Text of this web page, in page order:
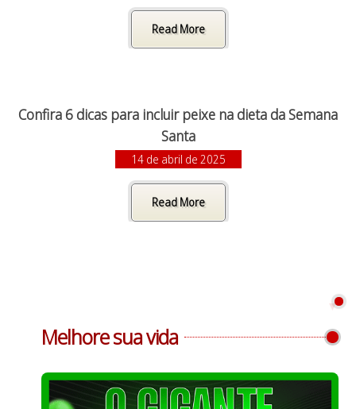
Read More
Confira 6 dicas para incluir peixe na dieta da Semana
Santa
14 de abril de 2025
Read More
Melhore sua vida